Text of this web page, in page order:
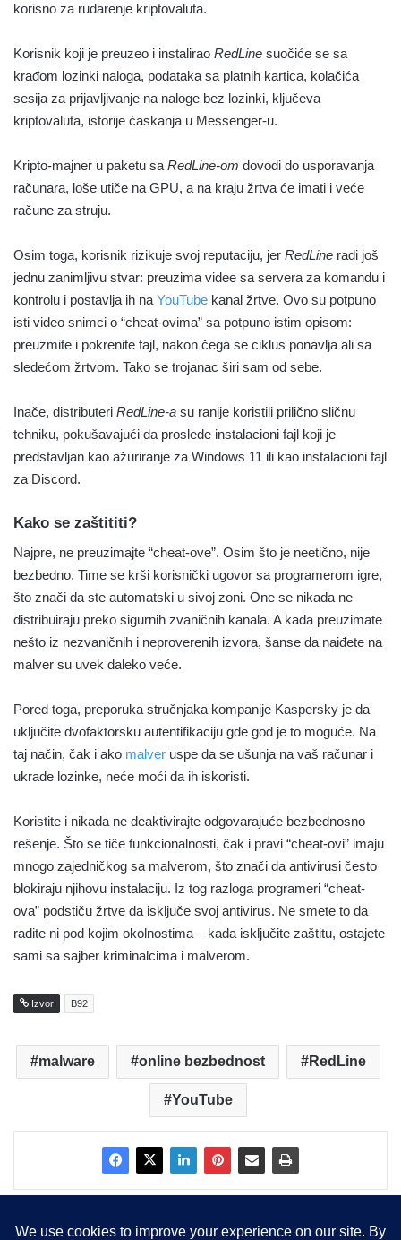
korisno za rudarenje kriptovaluta.
Korisnik koji je preuzeo i instalirao RedLine suočiće se sa
krađom lozinki naloga, podataka sa platnih kartica, kolačića
sesija za prijavljivanje na naloge bez lozinki, ključeva
kriptovaluta, istorije ćaskanja u Messenger-u.
Kripto-majner u paketu sa RedLine-om dovodi do usporavanja
računara, loše utiče na GPU, a na kraju žrtva će imati i veće
račune za struju.
Osim toga, korisnik rizikuje svoj reputaciju, jer RedLine radi još
jednu zanimljivu stvar: preuzima videe sa servera za komandu i
kontrolu i postavlja ih na YouTube kanal žrtve. Ovo su potpuno
isti video snimci o “cheat-ovima” sa potpuno istim opisom:
preuzmite i pokrenite fajl, nakon čega se ciklus ponavlja ali sa
sledećom žrtvom. Tako se trojanac širi sam od sebe.
Inače, distributeri RedLine-a su ranije koristili prilično sličnu
tehniku, pokušavajući da proslede instalacioni fajl koji je
predstavljan kao ažuriranje za Windows 11 ili kao instalacioni fajl
za Discord.
Kako se zaštititi?
Najpre, ne preuzimajte “cheat-ove”. Osim što je neetično, nije
bezbedno. Time se krši korisnički ugovor sa programerom igre,
što znači da ste automatski u sivoj zoni. One se nikada ne
distribuiraju preko sigurnih zvaničnih kanala. A kada preuzimate
nešto iz nezvaničnih i neproverenih izvora, šanse da naiđete na
malver su uvek daleko veće.
Pored toga, preporuka stručnjaka kompanije Kaspersky je da
uključite dvofaktorsku autentifikaciju gde god je to moguće. Na
taj način, čak i ako malver uspe da se ušunja na vaš računar i
ukrade lozinke, neće moći da ih iskoristi.
Koristite i nikada ne deaktivirajte odgovarajuće bezbednosno
rešenje. Što se tiče funkcionalnosti, čak i pravi “cheat-ovi” imaju
mnogo zajedničkog sa malverom, što znači da antivirusi često
blokiraju njihovu instalaciju. Iz tog razloga programeri “cheat-
ova” podstiču žrtve da isključe svoj antivirus. Ne smete to da
radite ni pod kojim okolnostima – kada isključite zaštitu, ostajete
sami sa sajber kriminalcima i malverom.
Izvor B92
malware online bezbednost RedLine
YouTube